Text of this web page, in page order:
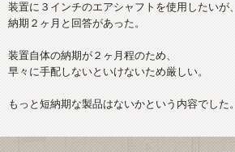
装置に３インチのエアシャフトを使用したいが、
納期２ヶ月と回答があった。
装置自体の納期が２ヶ月程のため、
早々に手配しないといけないため厳しい。
もっと短納期な製品はないかという内容でした。